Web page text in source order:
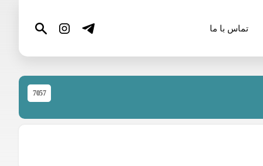
تماس با ما
7057